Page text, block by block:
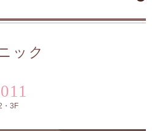
ック
・3F